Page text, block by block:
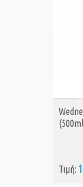
Τιμή: